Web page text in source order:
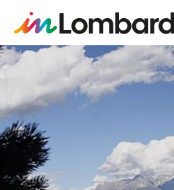
Pasar
al
contenido
principal